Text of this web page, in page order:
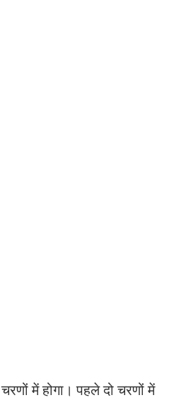
में होगा। पहले दो चरणों में